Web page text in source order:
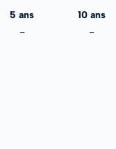
5 ans
-
10 ans
-